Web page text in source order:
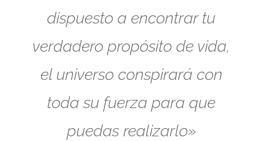
dispuesto a encontrar tu
verdadero propósito de vida,
el universo conspirará con
toda su fuerza para que
puedas realizarlo»